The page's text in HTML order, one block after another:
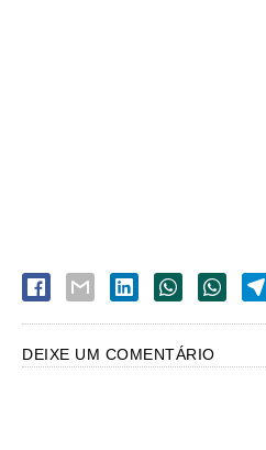
DEIXE UM COMENTÁRIO